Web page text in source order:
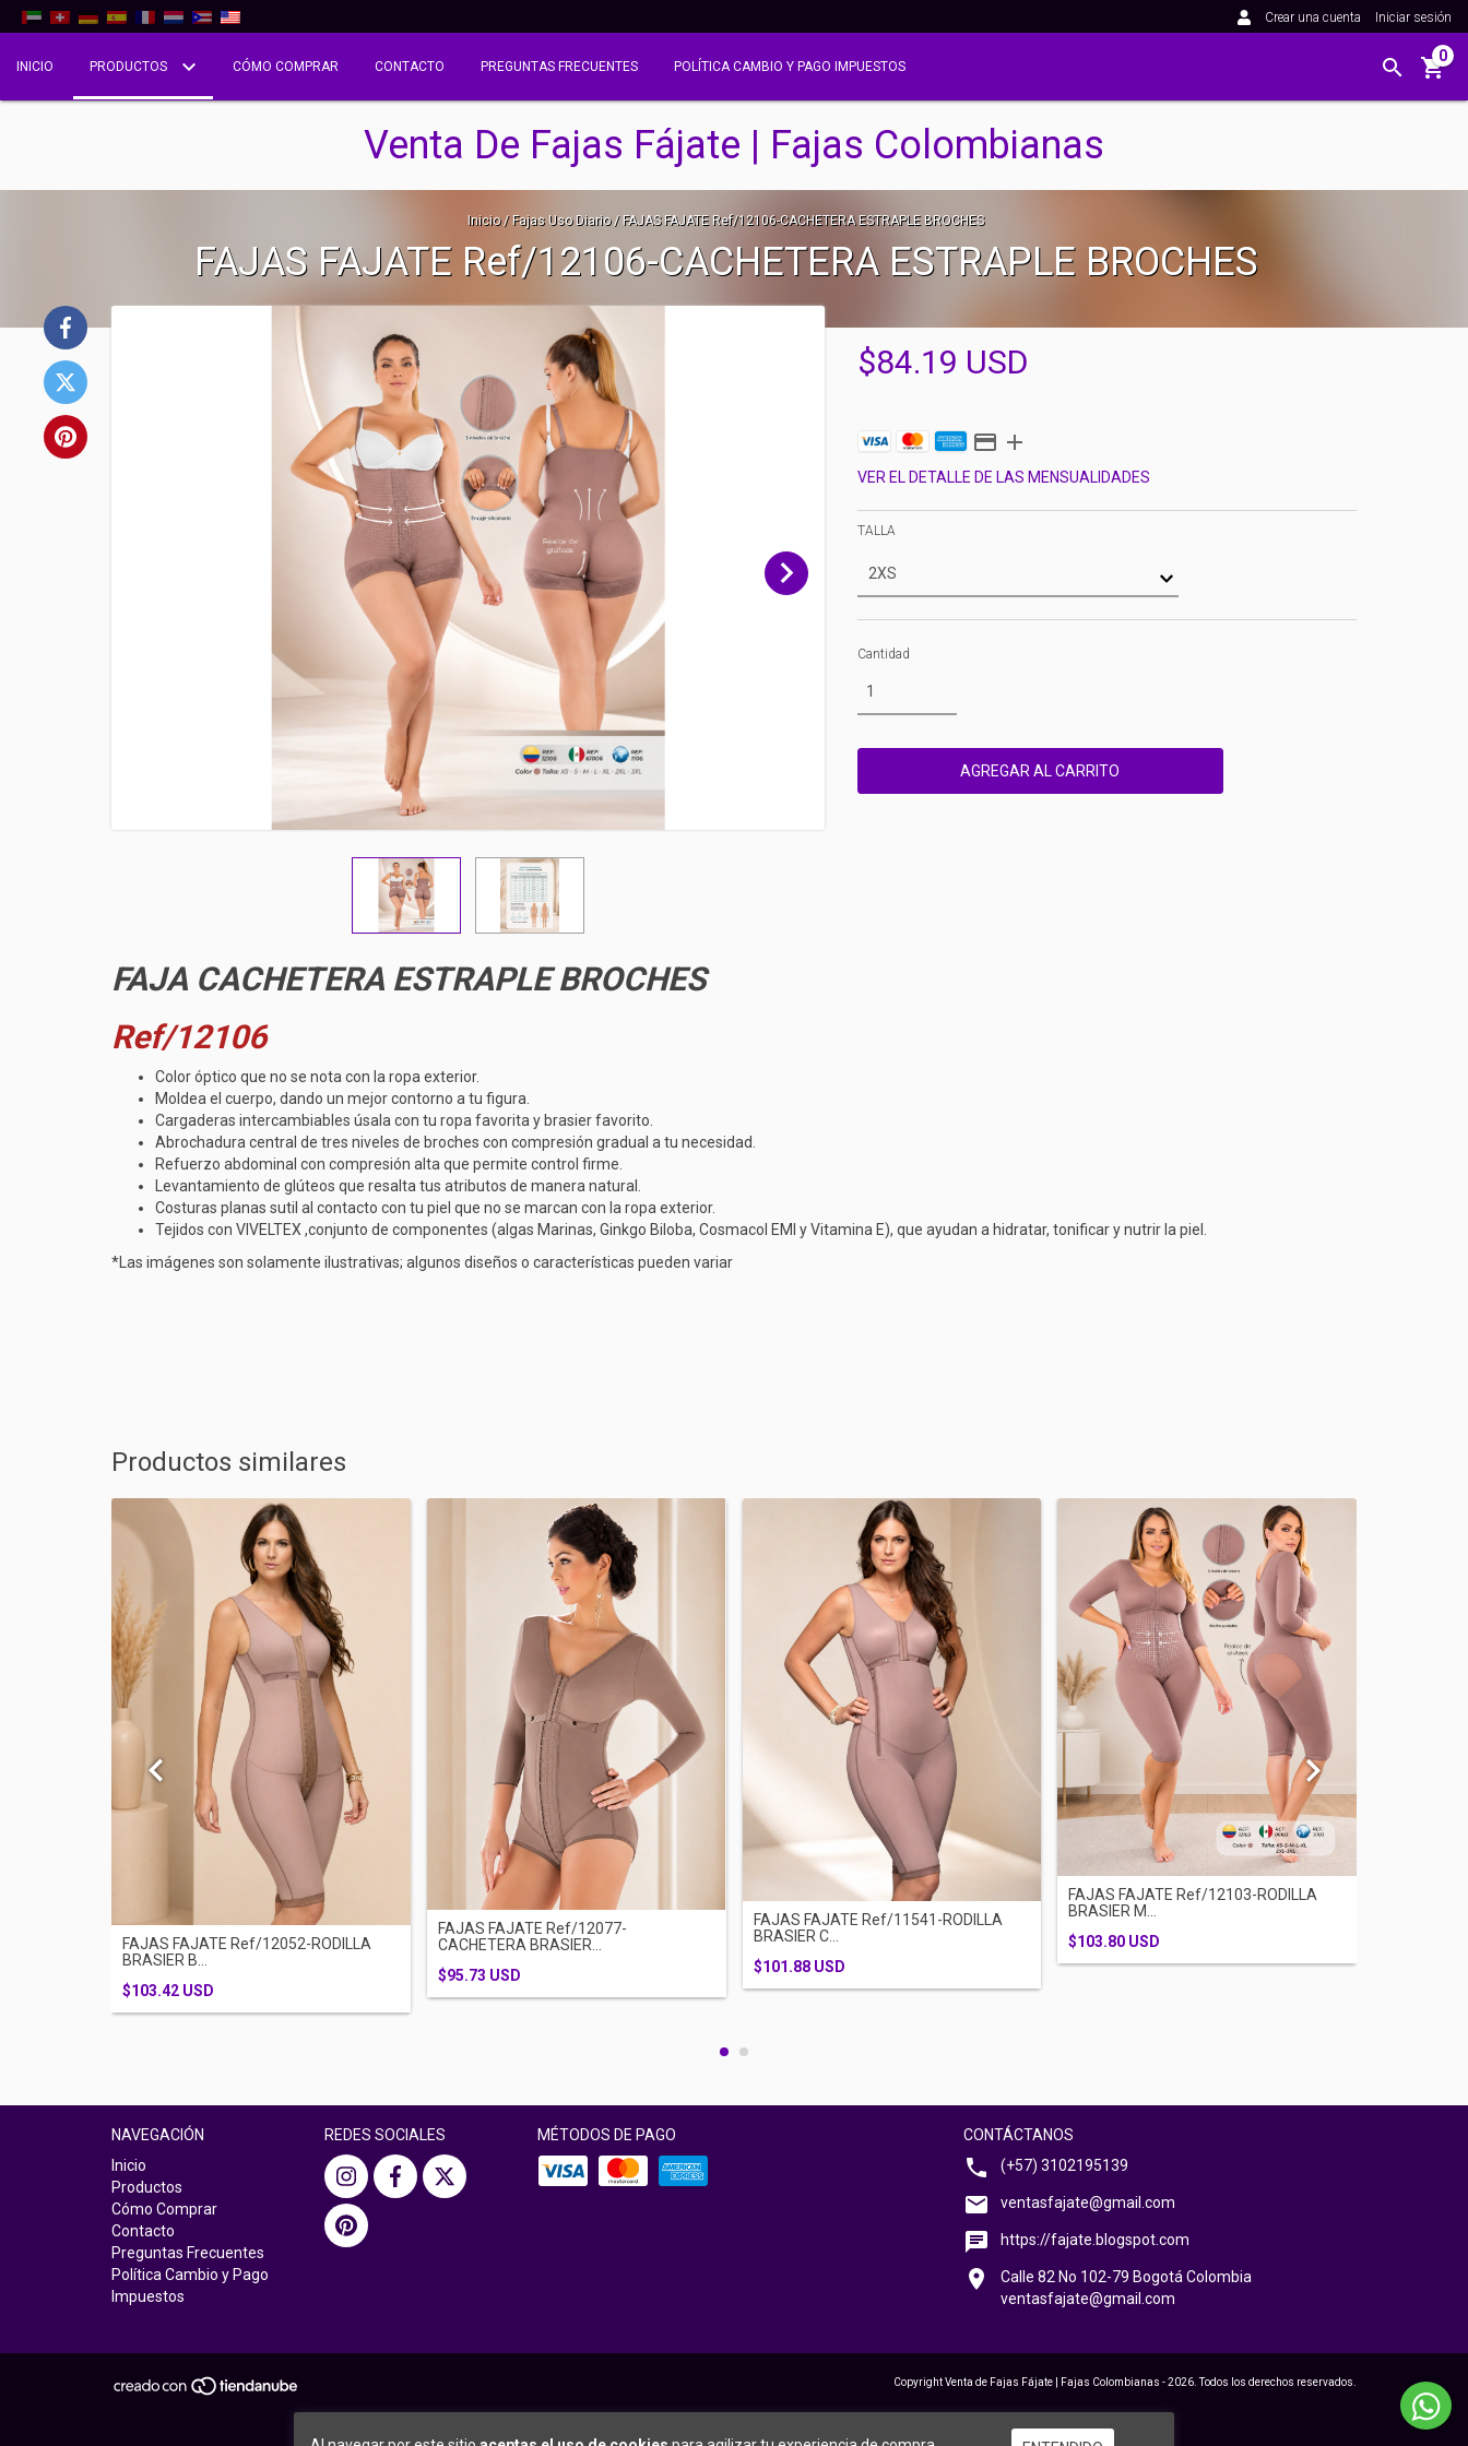
Crear una cuenta Iniciar sesión
INICIO PRODUCTOS CÓMO COMPRAR CONTACTO PREGUNTAS FRECUENTES POLÍTICA CAMBIO Y PAGO IMPUESTOS
0
Venta De Fajas Fájate | Fajas Colombianas
Inicio / Fajas Uso Diario / FAJAS FAJATE Ref/12106-CACHETERA ESTRAPLE BROCHES
FAJAS FAJATE Ref/12106-CACHETERA ESTRAPLE BROCHES
$84.19 USD
VER EL DETALLE DE LAS MENSUALIDADES
TALLA
Cantidad
FAJA CACHETERA ESTRAPLE BROCHES
Ref/12106
Color óptico que no se nota con la ropa exterior.
Moldea el cuerpo, dando un mejor contorno a tu figura.
Cargaderas intercambiables úsala con tu ropa favorita y brasier favorito.
Abrochadura central de tres niveles de broches con compresión gradual a tu necesidad.
Refuerzo abdominal con compresión alta que permite control firme.
Levantamiento de glúteos que resalta tus atributos de manera natural.
Costuras planas sutil al contacto con tu piel que no se marcan con la ropa exterior.
Tejidos con VIVELTEX ,conjunto de componentes (algas Marinas, Ginkgo Biloba, Cosmacol EMI y Vitamina E), que ayudan a hidratar, tonificar y nutrir la piel.
*Las imágenes son solamente ilustrativas; algunos diseños o características pueden variar
Productos similares
FAJAS FAJATE Ref/12052-RODILLA
BRASIER B...
$103.42 USD
FAJAS FAJATE Ref/12077-
CACHETERA BRASIER...
$95.73 USD
FAJAS FAJATE Ref/11541-RODILLA
BRASIER C...
$101.88 USD
FAJAS FAJATE Ref/12103-RODILLA
BRASIER M...
$103.80 USD
NAVEGACIÓN
Inicio
Productos
Cómo Comprar
Contacto
Preguntas Frecuentes
Política Cambio y Pago
Impuestos
REDES SOCIALES MÉTODOS DE PAGO
CONTÁCTANOS
(+57) 3102195139
ventasfajate@gmail.com
https://fajate.blogspot.com
Calle 82 No 102-79 Bogotá Colombia
ventasfajate@gmail.com
Copyright Venta de Fajas Fájate | Fajas Colombianas - 2026. Todos los derechos reservados.